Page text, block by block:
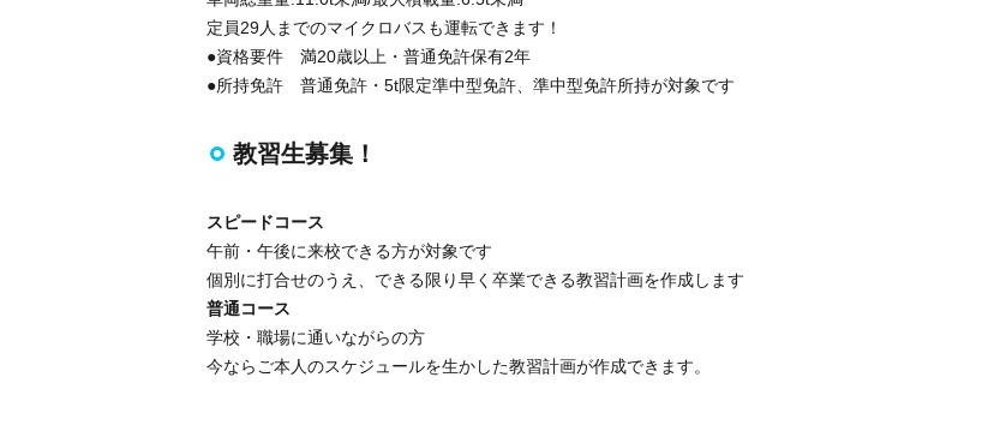
定員29人までのマイクロバスも運転できます！
●資格要件 満20歳以上・普通免許保有2年
●所持免許 普通免許・5t限定準中型免許、準中型免許所持が対象です
教習生募集！
スピードコース
午前・午後に来校できる方が対象です
個別に打合せのうえ、できる限り早く卒業できる教習計画を作成します
普通コース
学校・職場に通いながらの方
今ならご本人のスケジュールを生かした教習計画が作成できます。